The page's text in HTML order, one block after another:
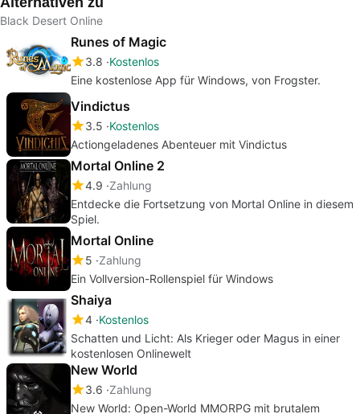
Black Desert Online
Runes of Magic
3.8 Kostenlos
Eine kostenlose App für Windows, von Frogster.
Vindictus
3.5 Kostenlos
Actiongeladenes Abenteuer mit Vindictus
Mortal Online 2
4.9 Zahlung
Entdecke die Fortsetzung von Mortal Online in diesem
Spiel.
Mortal Online
5 Zahlung
Ein Vollversion-Rollenspiel für Windows
Shaiya
4 Kostenlos
Schatten und Licht: Als Krieger oder Magus in einer
kostenlosen Onlinewelt
New World
3.6 Zahlung
New World: Open-World MMORPG mit brutalem